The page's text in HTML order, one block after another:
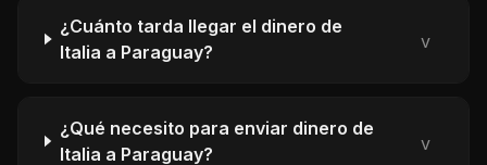
¿Cuánto tarda llegar el dinero de
Italia a Paraguay?
v
¿Qué necesito para enviar dinero de
Italia a Paraguay?
v